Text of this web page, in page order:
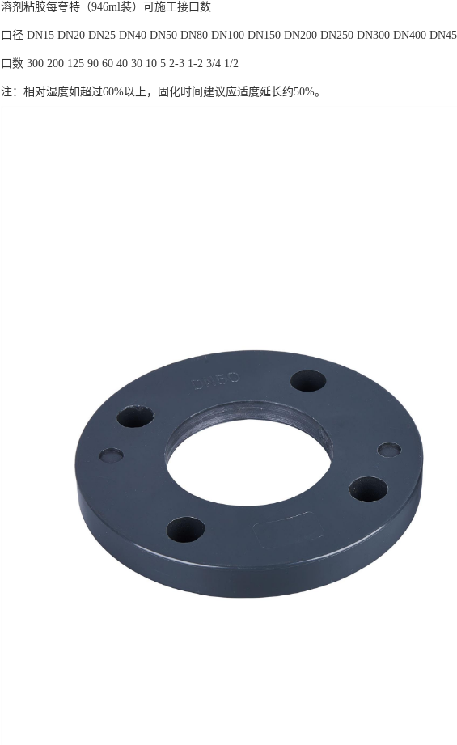
溶剂粘胶每夸特（946ml装）可施工接口数
口径 DN15 DN20 DN25 DN40 DN50 DN80 DN100 DN150 DN200 DN250 DN300 DN400
口数 300 200 125 90 60 40 30 10 5 2-3 1-2 3/4 1/2
注：相对湿度如超过60%以上，固化时间建议应适度延长约50%。